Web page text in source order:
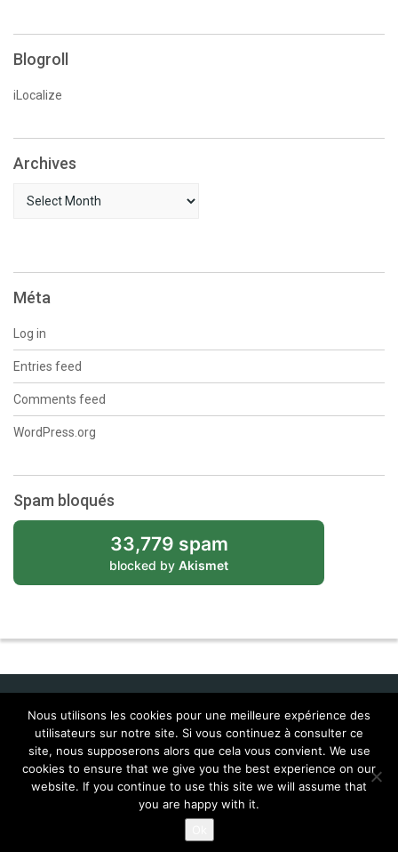
Blogroll
iLocalize
Archives
Méta
Log in
Entries feed
Comments feed
WordPress.org
Spam bloqués
33,779 spam
blocked by Akismet
Idol Corporate
Contacts Feral Interactive
Localisations (Corentin & Josy)
Lingua Franca , tous droits réservés
Nous utilisons les cookies pour une meilleure expérience des
utilisateurs sur notre site. Si vous continuez à consulter ce
site, nous supposerons alors que cela vous convient. We use
cookies to ensure that we give you the best experience on our
website. If you continue to use this site we will assume that
you are happy with it.